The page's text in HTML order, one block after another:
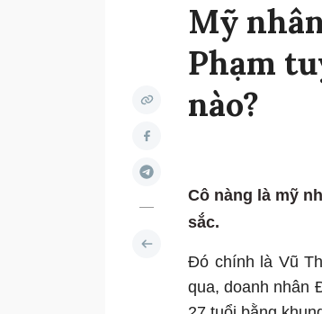
Mỹ
Phạm
nào?
Cô nàng là mỹ
sắc.
Đó chính là Vũ
qua, doanh nhân